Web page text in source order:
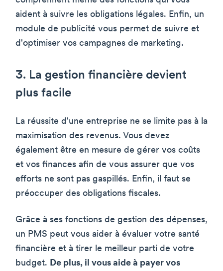
aident à suivre les obligations légales. Enfin, un
module de publicité vous permet de suivre et
d'optimiser vos campagnes de marketing.
3. La gestion financière devient
plus facile
La réussite d'une entreprise ne se limite pas à la
maximisation des revenus. Vous devez
également être en mesure de gérer vos coûts
et vos finances afin de vous assurer que vos
efforts ne sont pas gaspillés. Enfin, il faut se
préoccuper des obligations fiscales.
Grâce à ses fonctions de gestion des dépenses,
un PMS peut vous aider à évaluer votre santé
financière et à tirer le meilleur parti de votre
budget. De plus, il vous aide à payer vos